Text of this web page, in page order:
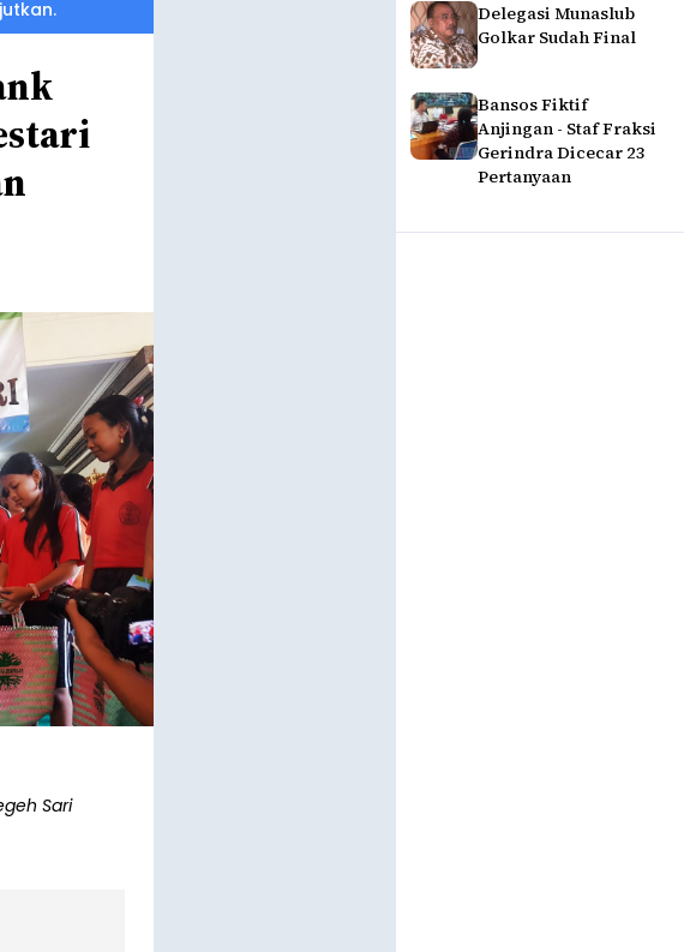
Delegasi Munaslub
Golkar Sudah Final
Bansos Fiktif
Anjingan - Staf Fraksi
Gerindra Dicecar 23
Pertanyaan
Sari